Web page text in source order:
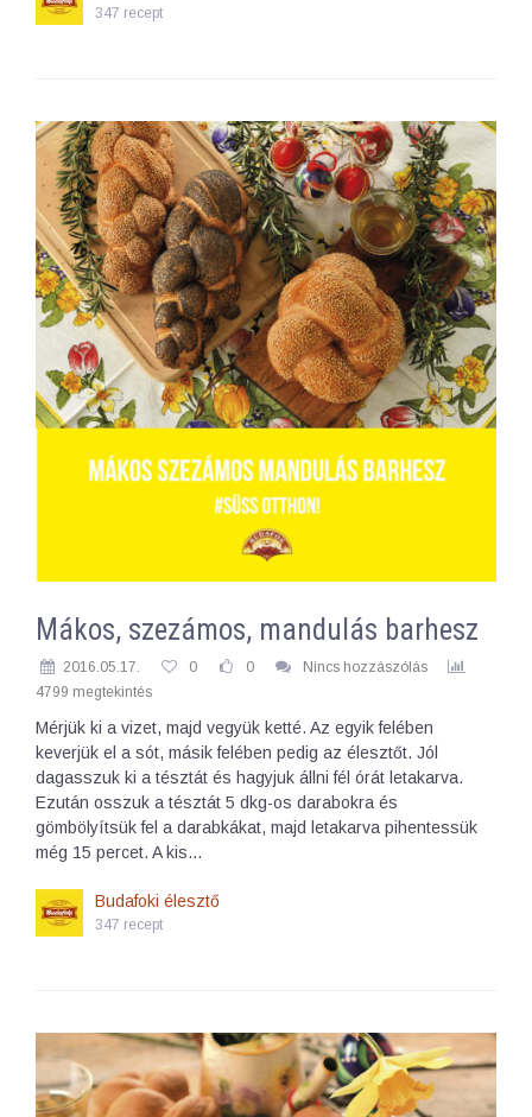
347 recept
Mákos, szezámos, mandulás barhesz
2016.05.17. 0 0
Nincs hozzászólás
4799 megtekintés
Mérjük ki a vizet, majd vegyük ketté. Az egyik felében
keverjük el a sót, másik felében pedig az élesztőt. Jól
dagasszuk ki a tésztát és hagyjuk állni fél órát letakarva.
Ezután osszuk a tésztát 5 dkg-os darabokra és
gömbölyítsük fel a darabkákat, majd letakarva pihentessük
még 15 percet. A kis…
Budafoki élesztő
347 recept